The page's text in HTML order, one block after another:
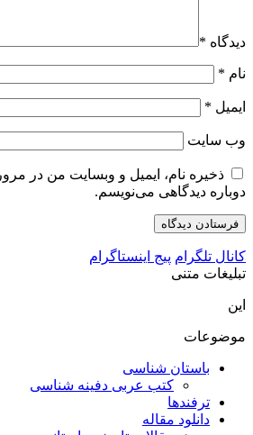
دیدگاه *
نام *
ایمیل *
وب‌ سایت
ذخیره نام، ایمیل و وبسایت من در
دوباره دیدگاهی می‌نویسم.
کانال تلگرام پیج اینستاگرام
تبلیغات متنی
این
موضوعات
باستان شناسی
کتب عربی دفینه شناسی
ترفندها
دانلود مقاله